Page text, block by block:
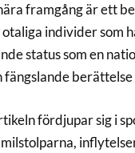
framgång är ett
otaliga individer som
status som en
fängslande
fördjupar sig i